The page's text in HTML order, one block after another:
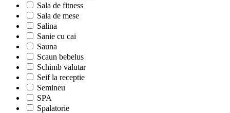
Sala de fitness
Sala de mese
Salina
Sanie cu cai
Sauna
Scaun bebelus
Schimb valutar
Seif la receptie
Semineu
SPA
Spalatorie